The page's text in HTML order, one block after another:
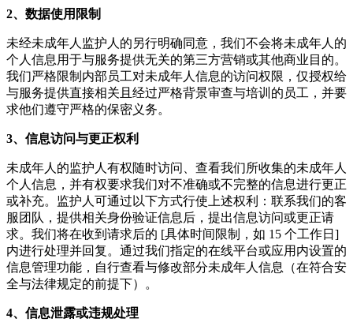
2、数据使用限制
未经未成年人监护人的另行明确同意，我们不会将未成年人的
个人信息用于与服务提供无关的第三方营销或其他商业目的。
我们严格限制内部员工对未成年人信息的访问权限，仅授权给
与服务提供直接相关且经过严格背景审查与培训的员工，并要
求他们遵守严格的保密义务。
3、信息访问与更正权利
未成年人的监护人有权随时访问、查看我们所收集的未成年人
个人信息，并有权要求我们对不准确或不完整的信息进行更正
或补充。监护人可通过以下方式行使上述权利：联系我们的客
服团队，提供相关身份验证信息后，提出信息访问或更正请
求。我们将在收到请求后的 [具体时间限制，如 15 个工作日]
内进行处理并回复。通过我们指定的在线平台或应用内设置的
信息管理功能，自行查看与修改部分未成年人信息（在符合安
全与法律规定的前提下）。
4、信息泄露或违规处理